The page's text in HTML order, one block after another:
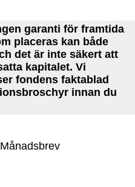
garanti för framtida
placeras kan både
det är inte säkert att
kapitalet. Vi
fondens faktablad
innan du
Månadsbrev